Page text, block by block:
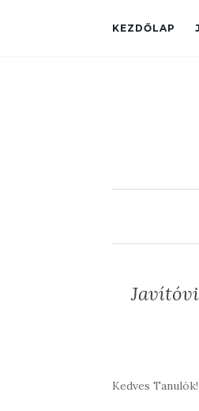
KEZDŐLAP
Kedves Tanulók!